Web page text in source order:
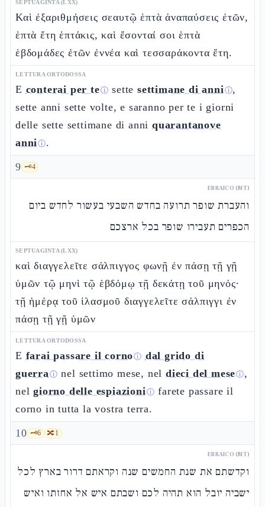
SEPTUAGINTA (LXX)
Καὶ ἐξαριθμήσεις σεαυτῷ ἑπτὰ ἀναπαύσεις ἐτῶν,
ἑπτὰ ἔτη ἑπτάκις, καὶ ἔσονταί σοι ἑπτὰ
ἑβδομάδες ἐτῶν ἐννέα καὶ τεσσαράκοντα ἔτη.
LETTURA ORTODOSSA
E conterai per teⓘ settesettimane di anniⓘ,
sette anni sette volte, e saranno per te i giorni
delle sette settimane di anniquarantanove
anniⓘ.
9 🗝️4
EBRAICO (MT)
והעברת שופר תרועה בחדש השבעי בעשור לחדש ביום
הכפרים תעבירו שופר בכל ארצכם
SEPTUAGINTA (LXX)
καὶ διαγγελεῖτε σάλπιγγος φωνῇ ἐν πάσῃ τῇ γῇ
ὑμῶν τῷ μηνὶ τῷ ἑβδόμῳ τῇ δεκάτῃ τοῦ μηνός·
τῇ ἡμέρᾳ τοῦ ἱλασμοῦ διαγγελεῖτε σάλπιγγι ἐν
πάσῃ τῇ γῇ ὑμῶν
LETTURA ORTODOSSA
E farai passare il cornoⓘ dal grido di
guerraⓘ nel settimo mese, neldieci del meseⓘ,
nelgiorno delle espiazioniⓘ farete passare il
corno in tutta la vostra terra.
10 🗝️6 🔀1
EBRAICO (MT)
וקדשתם את שנת החמשים שנה וקראתם דרור בארץ לכל
ישביה יובל הוא תהיה לכם ושבתם איש אל אחזתו ואיש